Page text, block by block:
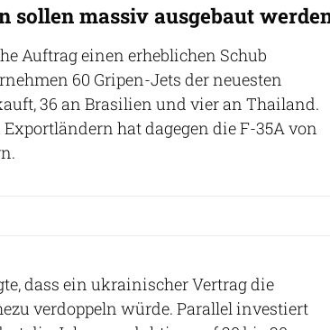
sollen massiv ausgebaut
Auftrag einen erheblichen Schub
60 Gripen-Jets der neuesten
36 an Brasilien und vier an Thailand.
hat dagegen die F-35A von
dass ein ukrainischer Vertrag die
verdoppeln würde. Parallel investiert